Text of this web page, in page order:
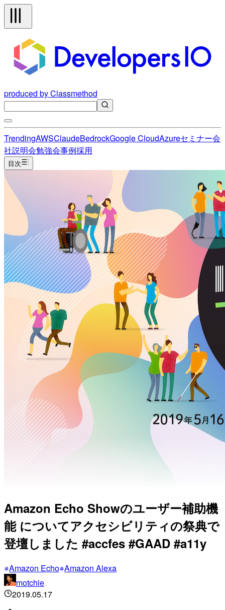
produced by Classmethod
TrendingAWSClaudeBedrockGoogle CloudAzureセミナー会
社説明会勉強会事例採用
目次
Amazon Echo Showのユーザー補助機
能 についてアクセシビリティの祭典で
登壇しました #accfes #GAAD #a11y
Amazon Echo Amazon Alexa
motchie
2019.05.17